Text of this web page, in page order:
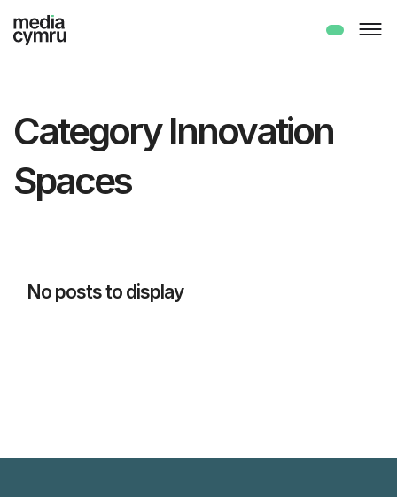
Category Innovation
Spaces
No posts to display